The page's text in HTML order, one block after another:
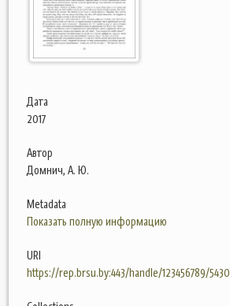
Дата
2017
Автор
Домнич, А. Ю.
Metadata
Показать полную информацию
URI
https://rep.brsu.by:443/handle/123456789/5430